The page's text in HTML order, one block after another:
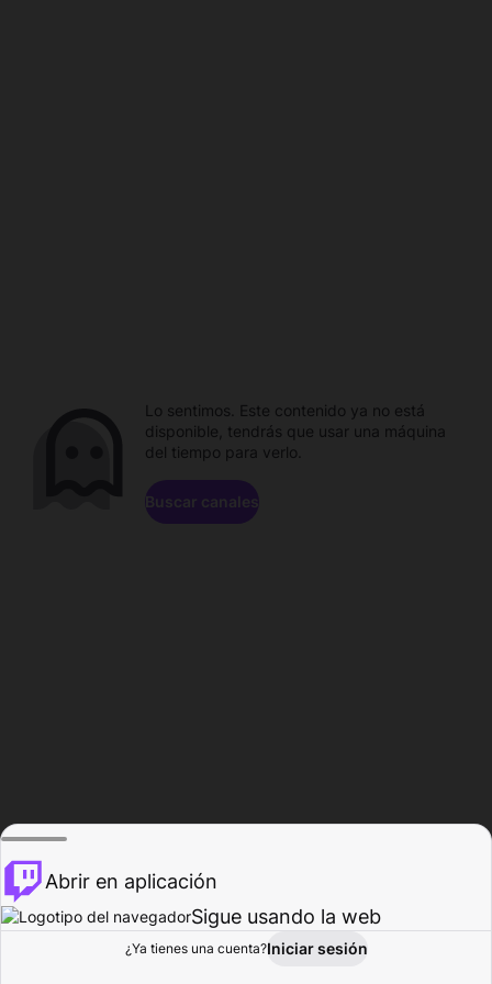
Explorar Actividad
Lo sentimos. Este contenido ya no está
disponible, tendrás que usar una máquina
del tiempo para verlo.
Buscar canales
Abrir en aplicación
Sigue usando la web
¿Ya tienes una cuenta?Iniciar sesión